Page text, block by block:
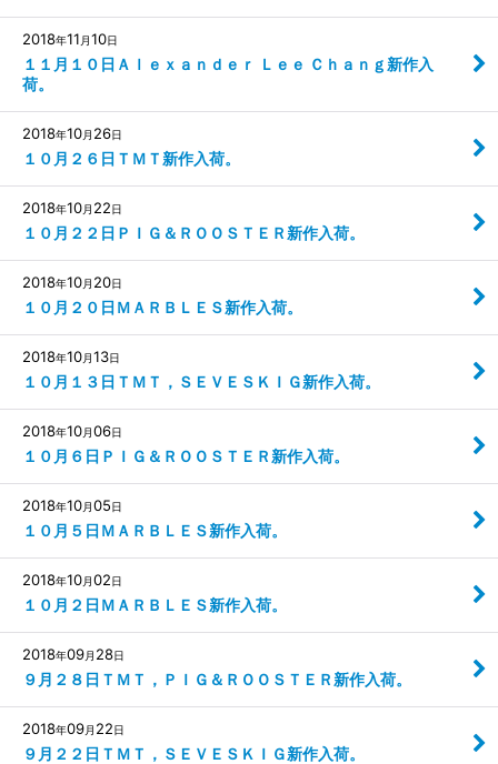
2018年11 月10日
１１月１０日Ａｌｅｘａｎｄｅｒ Ｌｅｅ Ｃｈａｎｇ新作入
荷。
2018年10月 26日
１０月２６日ＴＭＴ新作入荷。
2018年10月 22日
１０月２２日ＰＩＧ＆ＲＯＯＳＴＥＲ新作入荷。
2018年10月 20日
１０月２０日ＭＡＲＢＬＥＳ新作入荷。
2018年10月13日
１０月１３日ＴＭＴ，ＳＥＶＥＳＫＩＧ新作入荷。
2018年10月06日
１０月６日ＰＩＧ＆ＲＯＯＳＴＥＲ新作入荷。
2018年10月05日
１０月５日ＭＡＲＢＬＥＳ新作入荷。
2018年10月02日
１０月２日ＭＡＲＢＬＥＳ新作入荷。
2018年09月 28日
９月２８日ＴＭＴ，ＰＩＧ＆ＲＯＯＳＴＥＲ新作入荷。
2018年09月 22日
９月２２日ＴＭＴ，ＳＥＶＥＳＫＩＧ新作入荷。